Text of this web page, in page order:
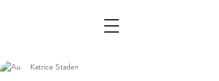
Katrice Staden